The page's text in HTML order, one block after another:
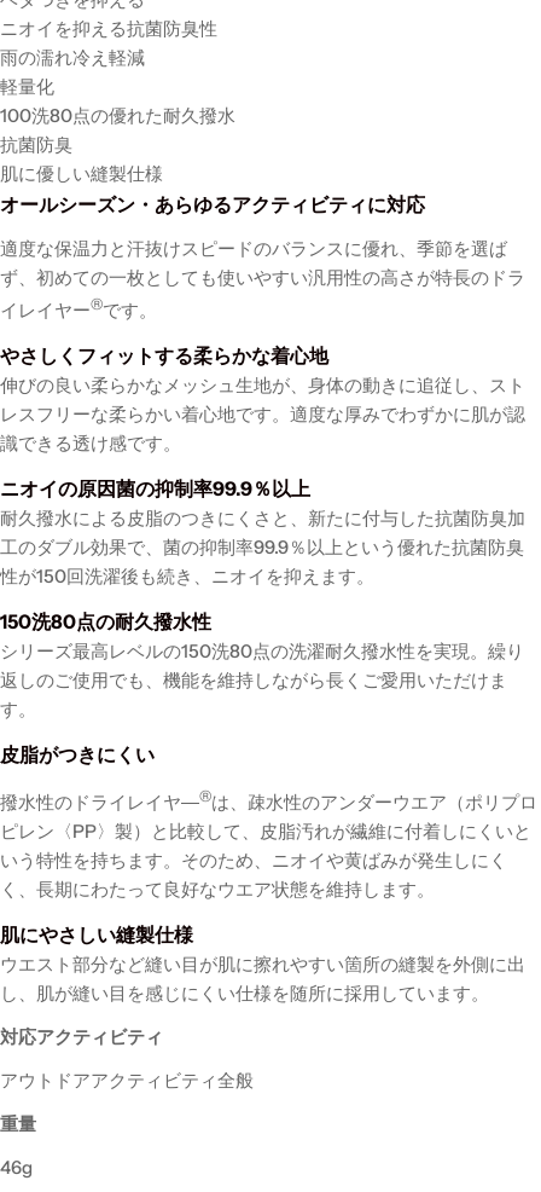
ニオイを抑える抗菌防臭性
雨の濡れ冷え軽減
軽量化
100洗80点の優れた耐久撥水
抗菌防臭
肌に優しい縫製仕様
オールシーズン・あらゆるアクティビティに対応
適度な保温力と汗抜けスピードのバランスに優れ、季節を選ば
ず、初めての一枚としても使いやすい汎用性の高さが特長のドラ
イレイヤー®です。
やさしくフィットする柔らかな着心地
伸びの良い柔らかなメッシュ生地が、身体の動きに追従し、スト
レスフリーな柔らかい着心地です。適度な厚みでわずかに肌が認
識できる透け感です。
ニオイの原因菌の抑制率99.9％以上
耐久撥水による皮脂のつきにくさと、新たに付与した抗菌防臭加
工のダブル効果で、菌の抑制率99.9％以上という優れた抗菌防臭
性が150回洗濯後も続き、ニオイを抑えます。
150洗80点の耐久撥水性
シリーズ最高レベルの150洗80点の洗濯耐久撥水性を実現。繰り
返しのご使用でも、機能を維持しながら長くご愛用いただけま
す。
皮脂がつきにくい
撥水性のドライレイヤ―®は、疎水性のアンダーウエア（ポリプロ
ピレン〈PP〉製）と比較して、皮脂汚れが繊維に付着しにくいと
いう特性を持ちます。そのため、ニオイや黄ばみが発生しにく
く、長期にわたって良好なウエア状態を維持します。
肌にやさしい縫製仕様
ウエスト部分など縫い目が肌に擦れやすい箇所の縫製を外側に出
し、肌が縫い目を感じにくい仕様を随所に採用しています。
対応アクティビティ
アウトドアアクティビティ全般
重量
46g